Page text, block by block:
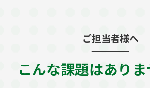
ご担当者様へ
こんな課題はありま